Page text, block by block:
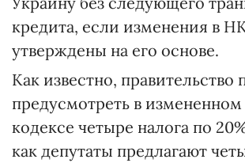
кредита, если изменения в
утверждены на его основе.
Как известно, правительство
предусмотреть в
кодексе четыре налога по
как депутаты предлагают